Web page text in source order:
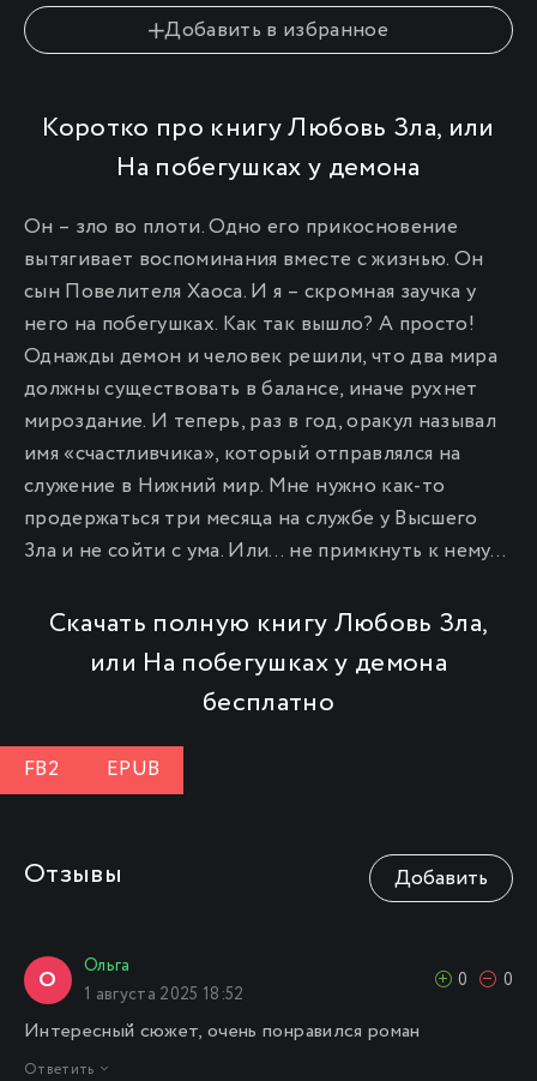
10
Добавить в избранное
Коротко про книгу Любовь Зла, или
На побегушках у демона
Он – зло во плоти. Одно его прикосновение
вытягивает воспоминания вместе с жизнью. Он
сын Повелителя Хаоса. И я – скромная заучка у
него на побегушках. Как так вышло? А просто!
Однажды демон и человек решили, что два мира
должны существовать в балансе, иначе рухнет
мироздание. И теперь, раз в год, оракул называл
имя «счастливчика», который отправлялся на
служение в Нижний мир. Мне нужно как-то
продержаться три месяца на службе у Высшего
Зла и не сойти с ума. Или… не примкнуть к нему…
Скачать полную книгу Любовь Зла,
или На побегушках у демона
бесплатно
FB2 EPUB
Отзывы Добавить
О
Ольга
1 августа 2025 18:52
0 0
Интересный сюжет, очень понравился роман
Ответить